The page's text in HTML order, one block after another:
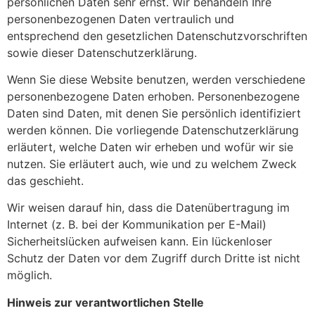
personenbezogenen Daten vertraulich und
entsprechend den gesetzlichen Datenschutzvorschriften
sowie dieser Datenschutzerklärung.
Wenn Sie diese Website benutzen, werden verschiedene
personenbezogene Daten erhoben. Personenbezogene
Daten sind Daten, mit denen Sie persönlich identifiziert
werden können. Die vorliegende Datenschutzerklärung
erläutert, welche Daten wir erheben und wofür wir sie
nutzen. Sie erläutert auch, wie und zu welchem Zweck
das geschieht.
Wir weisen darauf hin, dass die Datenübertragung im
Internet (z. B. bei der Kommunikation per E-Mail)
Sicherheitslücken aufweisen kann. Ein lückenloser
Schutz der Daten vor dem Zugriff durch Dritte ist nicht
möglich.
Hinweis zur verantwortlichen Stelle